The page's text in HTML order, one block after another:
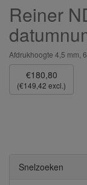
Reiner
Afdrukhoogte 4,5 mm,
€180,80
(€149,42 excl.)
Snelzoeken